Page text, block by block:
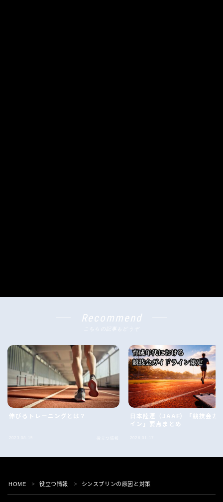
Follow Me
Recommend
こちらの記事もどうぞ
伸びるトレーニングとは？
日本陸連（JAAF）「競技会ガ
イン」要点まとめ
HOME ＞ 役立つ情報 ＞ シンスプリンの原因と対策